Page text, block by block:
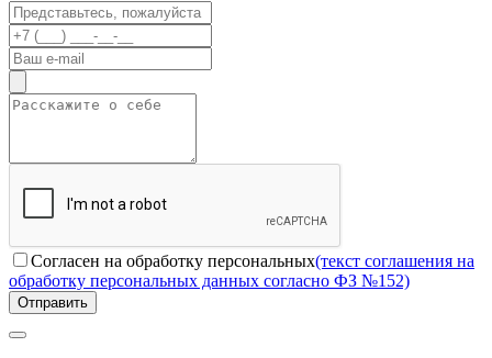
Согласен на обработку персональных(текст соглашения на
обработку персональных данных согласно ФЗ №152)
Отправить